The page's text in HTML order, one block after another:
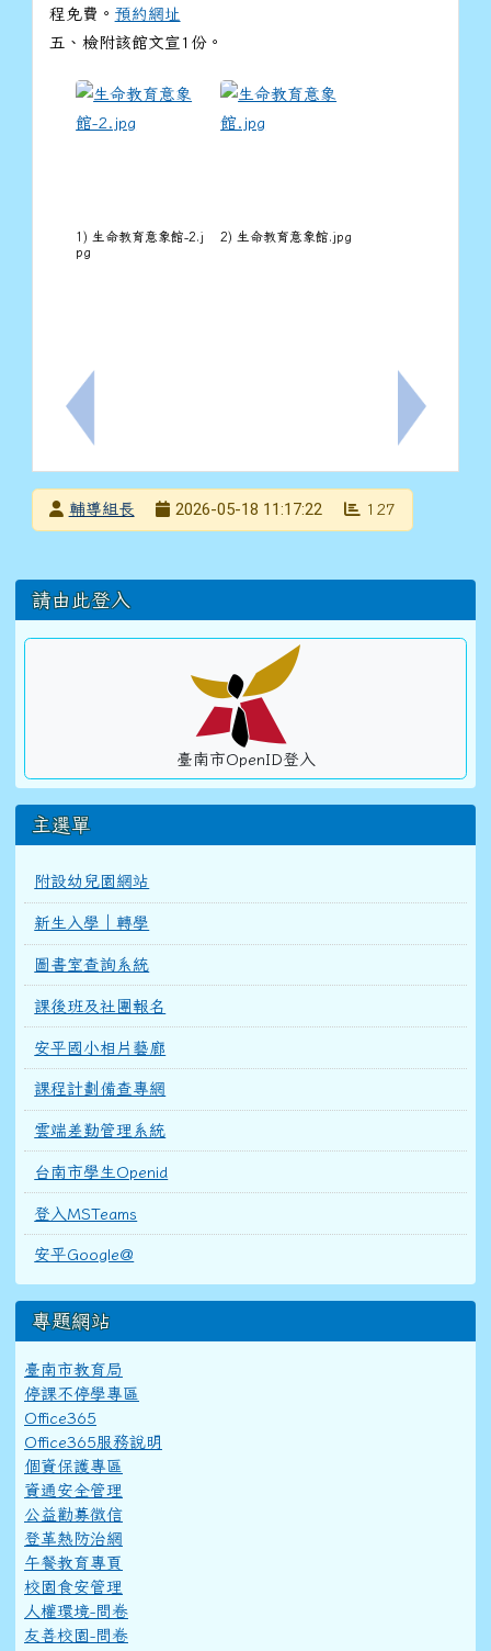
上一筆：轉知教育部「115學年度教育部聽障服務中心
程免費。 預約網址
五、檢附該館文宣1份。
1) 生命教育意象館-2.j
pg
2) 生命教育意象館.jpg
下一筆：
發布者輔導組長
2026-05-18 11:17:22 127
左邊區域內容
請由此登入
臺南市OpenID登入
主選單
附設幼兒園網站
新生入學｜轉學
圖書室查詢系統
課後班及社團報名
安平國小相片藝廊
課程計劃備查專網
雲端差勤管理系統
台南市學生Openid
登入MSTeams
安平Google@
專題網站
臺南市教育局
停課不停學專區
Office365
Office365服務說明
個資保護專區
資通安全管理
公益勸募徵信
登革熱防治網
午餐教育專頁
校園食安管理
人權環境-問卷
友善校園-問卷